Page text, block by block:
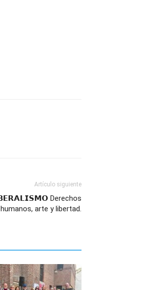
Artículo siguiente
Derechos
humanos, arte y libertad.